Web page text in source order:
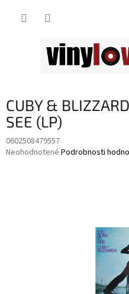
CUBY &
SEE (LP)
0602508479557
Priemerné
Neohodnotené Podrobnosti